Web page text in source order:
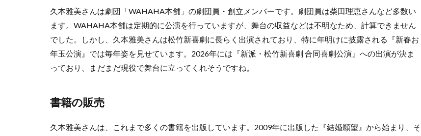
久本雅美さんは劇団「WAHAHA本舗」の劇団員・創立メンバーです。劇団員は柴田理恵さんなど多数い
ます。WAHAHA本舗は定期的に公演を行っていますが、舞台の収益などは不明なため、計算できません
でした。しかし、久本雅美さんは松竹新喜劇に長らく出演されており、特に年明けに披露される『新春お
年玉公演』では毎年姿を見せています。2026年には『新派・松竹新喜劇 合同喜劇公演』への出演が決ま
っており、まだまだ現役で舞台に立ってくれそうですね。
書籍の販売
久本雅美さんは、これまで多くの書籍を出版しています。2009年に出版した『結婚願望』から始まり、そ